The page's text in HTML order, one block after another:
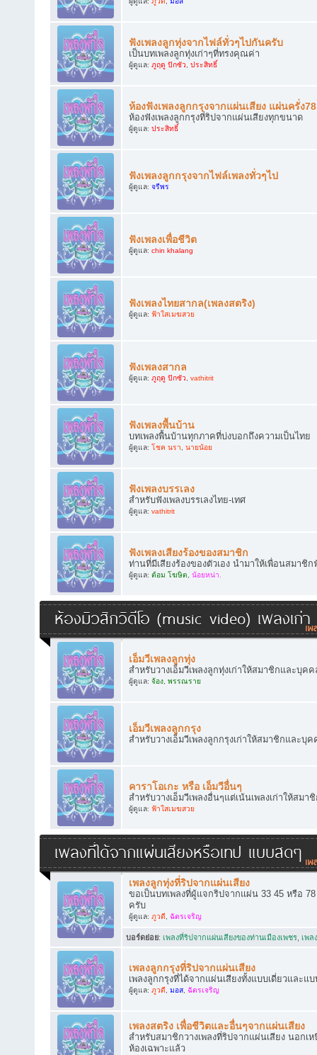
ฟังเพลงลูกทุ่งจากไฟล์ทั่วๆไปกันครับ
เป็นบทเพลงลูกทุ่งเก่าๆที่ทรงคุณค่า
ผู้ดูแล: ภูฤดู ปักซัว, ประสิทธิ์
ห้องฟังเพลงลูกกรุงจากแผ่นเสียง แผ่นครั่ง
ห้องฟังเพลงลูกกรุงที่ริปจากแผ่นเสียงทุกขนาด
ผู้ดูแล: ประสิทธิ์
ฟังเพลงลูกกรุงจากไฟล์เพลงทั่วๆไป
ผู้ดูแล: จรีพร
ฟังเพลงเพื่อชีวิต
ผู้ดูแล: chin khalang
ฟังเพลงไทยสากล(เพลงสตริง)
ผู้ดูแล: ฟ้าใสเมฆสวย
ฟังเพลงสากล
ผู้ดูแล: ภูฤดู ปักซัว, vathitrit
ฟังเพลงพื้นบ้าน
บทเพลงพื้นบ้านทุกภาคที่บ่งบอกถึงความเป็นไทย
ผู้ดูแล: โชค นรา, นายน้อย
ฟังเพลงบรรเลง
สำหรับฟังเพลงบรรเลงไทย-เทศ
ผู้ดูแล: vathitrit
ฟังเพลงเสียงร้องของสมาชิก
ท่านที่มีเสียงร้องของตัวเอง นำมาให้เพื่อนสมาชิ
ผู้ดูแล: ต้อม โฆษิต, น้อยหน่า.
ห้องมิวสิกวิดีโอ (music video) เพลงเก่า
เอ็มวีเพลงลูกทุ่ง
สำหรับวางเอ็มวีเพลงลูกทุ่งเก่าให้สมาชิกและบุค
ผู้ดูแล: จ้อง, พรรณราย
เอ็มวีเพลงลูกกรุง
สำหรับวางเอ็มวีเพลงลูกกรุงเก่าให้สมาชิกและบุ
คาราโอเกะ หรือ เอ็มวีอื่นๆ
สำหรับวางเอ็มวีเพลงอื่นๆแต่เน้นเพลงเก่าให้สม
ผู้ดูแล: ฟ้าใสเมฆสวย
เพลงที่ได้จากแผ่นเสียงหรือเทป แบบสดๆ
เพลงลูกทุ่งที่ริปจากแผ่นเสียง
ขอเป็นบทเพลงที่ผู้แจกริปจากแผ่น 33 45 หรือ 78
ครับ
ผู้ดูแล: ภูวดี, ฉัตรเจริญ
บอร์ดย่อย: เพลงที่ริปจากแผ่นเสียงของท่านเมืองเพชร เพล
เพลงลูกกรุงที่ริปจากแผ่นเสียง
เพลงลูกกรุงที่ได้จากแผ่นเสียงทั้งแบบเดี่ยวและแ
ผู้ดูแล: ภูวดี, มอส, ฉัตรเจริญ
เพลงสตริง เพื่อชีวิตและอื่นๆจากแผ่นเสียง
สำหรับสมาชิกวางเพลงที่ริปจากแผ่นเสียง นอกเ
ห้องเฉพาะแล้ว